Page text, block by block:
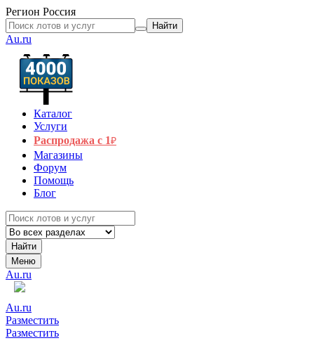
Регион Россия
Найти
Au.ru
Каталог
Услуги
Распродажа с 1₽
Магазины
Форум
Помощь
Блог
Найти
Меню
Au.ru
Au.ru
Разместить
Разместить